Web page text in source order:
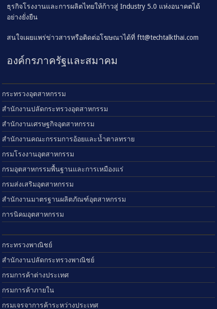
ธุรกิจโรงงานและการผลิตไทยให้ก้าวสู่ Industry 5.0 แห่งอนาคตได้
อย่างยั่งยืน
สนใจเผยแพร่ข่าวสารหรือติดต่อโฆษณาได้ที่ftt@techtalkthai.com
องค์กรภาครัฐและสมาคม
กระทรวงอุตสาหกรรม
สำนักงานปลัดกระทรวงอุตสาหกรรม
สำนักงานเศรษฐกิจอุตสาหกรรม
สำนักงานคณะกรรมการอ้อยและน้ำตาลทราย
กรมโรงงานอุตสาหกรรม
กรมอุตสาหกรรมพื้นฐานและการเหมืองแร่
กรมส่งเสริมอุตสาหกรรม
สำนักงานมาตรฐานผลิตภัณฑ์อุตสาหกรรม
การนิคมอุตสาหกรรม
กระทรวงพาณิชย์
สำนักงานปลัดกระทรวงพาณิชย์
กรมการค้าต่างประเทศ
กรมการค้าภายใน
กรมเจรจาการค้าระหว่างประเทศ